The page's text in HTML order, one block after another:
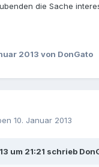
die Sache
2013 von DonGato
10. Januar 2013
um 21:21 schrieb